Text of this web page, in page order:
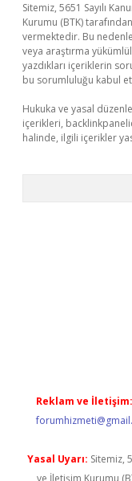
Sitemiz, 5651 Sayılı
Kurumu (BTK)
vermektedir. Bu
veya araştırma
yazdıkları içeriklerin
bu sorumluluğu kabul
Hukuka ve yasal
içerikleri,
halinde, ilgili içerikler
Reklam ve İletişim:
Yasal Uyarı: Sitemiz,
ve İletişim Kurumu